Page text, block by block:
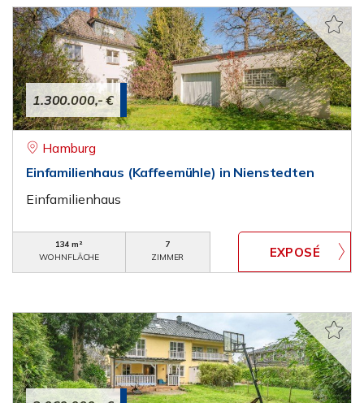
1.300.000,- €
Hamburg
Einfamilienhaus (Kaffeemühle) in Nienstedten
Einfamilienhaus
134 m²
WOHNFLÄCHE
7
ZIMMER